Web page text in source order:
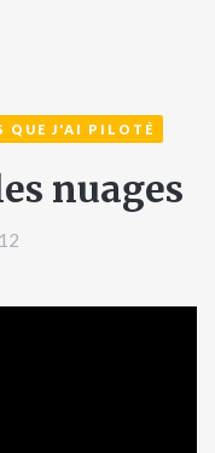
QUE J'AI PILOTÉ
nuages